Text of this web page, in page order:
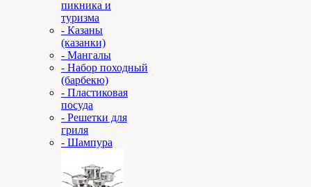
пикника и
туризма
- Казаны
(казанки)
- Мангалы
- Набор походный
(барбекю)
- Пластиковая
посуда
- Решетки для
гриля
- Шампура